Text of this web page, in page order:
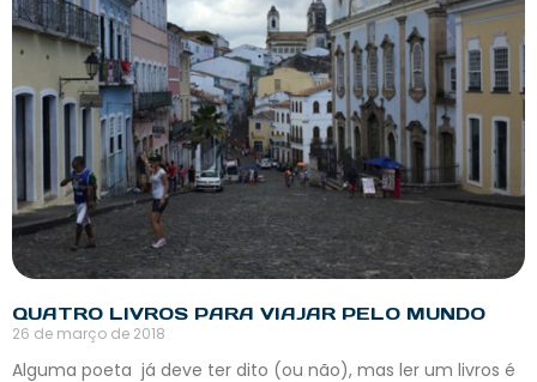
QUATRO LIVROS PARA VIAJAR PELO MUNDO
26 de março de 2018
Alguma poeta já deve ter dito (ou não), mas ler um livros é